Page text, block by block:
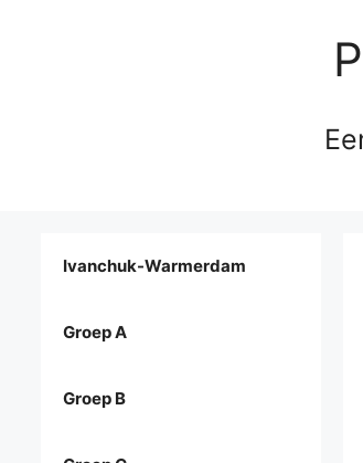
Ivanchuk-Warmerdam
Groep A
Groep B